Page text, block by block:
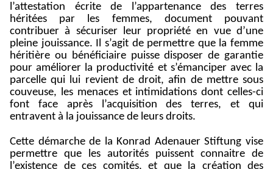
l’attestation écrite de l’appartenance des terres
héritées par les femmes, document pouvant
contribuer à sécuriser leur propriété en vue d’une
pleine jouissance. Il s’agit de permettre que la femme
héritière ou bénéficiaire puisse disposer de garantie
pour améliorer la productivité et s’émanciper avec la
parcelle qui lui revient de droit, afin de mettre sous
couveuse, les menaces et intimidations dont celles-ci
font face après l’acquisition des terres, et qui
entravent à la jouissance de leurs droits.
Cette démarche de la Konrad Adenauer Stiftung vise
permettre que les autorités puissent connaitre de
l’existence de ces comités, et que la création des